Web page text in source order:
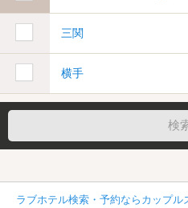
三関
横手
ラブホテル検索・予約ならカップル